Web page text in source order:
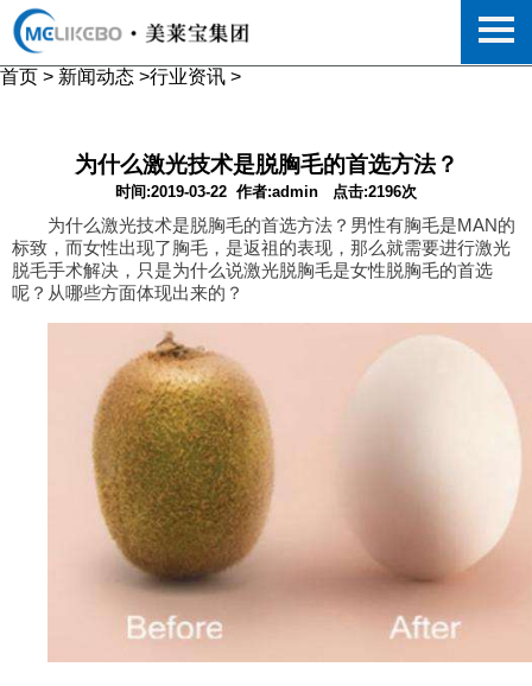
首页 > 新闻动态 >行业资讯 >
为什么激光技术是脱胸毛的首选方法？
时间:2019-03-22 作者:admin 点击:2196次
为什么激光技术是脱胸毛的首选方法？男性有胸毛是MAN的
标致，而女性出现了胸毛，是返祖的表现，那么就需要进行激光
脱毛手术解决，只是为什么说激光脱胸毛是女性脱胸毛的首选
呢？从哪些方面体现出来的？